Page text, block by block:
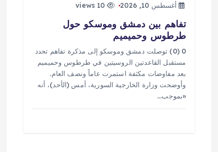
أغسطس 10, 2026
تفاهم بين دمشق وموسكو حول
طرطوس وحميميم
0 (0) توصلت دمشق وموسكو إلى مذكرة تفاهم تحدد ​
مستقبل القاعدتين الروسيتين في طرطوس وحميميم
بعد مفاوضات مكثفة استمرت عاماً ونصف العام.
وأوضحت وزارة الخارجية السورية، أمس (الأحد)، أنه
«بموجب…